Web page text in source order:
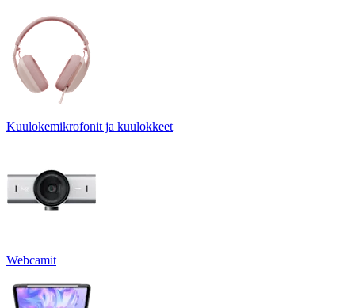
Kuulokemikrofonit ja kuulokkeet
Webcamit